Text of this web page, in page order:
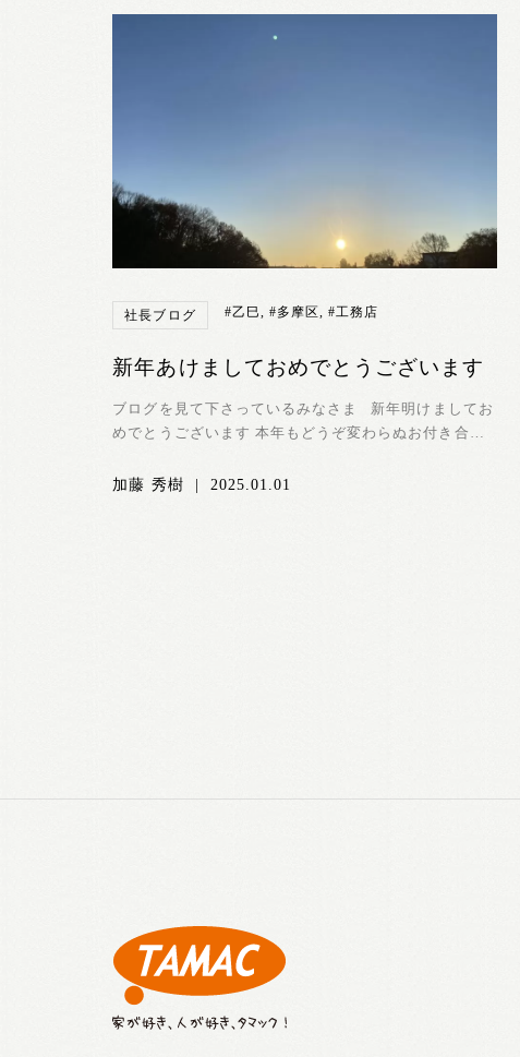
社長ブログ #乙巳, #多摩区,#工務店
新年あけましておめでとうございます
ブログを見て下さっているみなさま 新年明けましてお
めでとうございます 本年もどうぞ変わらぬお付き合い
加藤 秀樹 | 2025.01.01